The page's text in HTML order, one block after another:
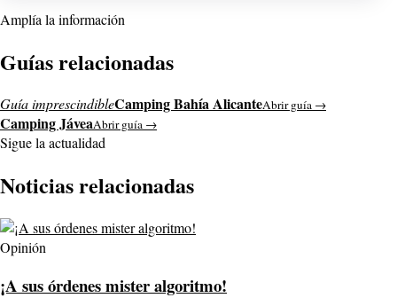
Amplía la información
Guías relacionadas
Guía imprescindibleCamping Bahía AlicanteAbrir guía →
Camping JáveaAbrir guía →
Sigue la actualidad
Noticias relacionadas
Opinión
¡A sus órdenes mister algoritmo!